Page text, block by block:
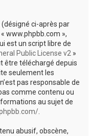
ci-après par
« www.phpbb.com »,
est un script libre de
Public License v2 »
être téléchargé depuis
seulement les
pas responsable de
comme contenu ou
au sujet de
.
abusif, obscène,